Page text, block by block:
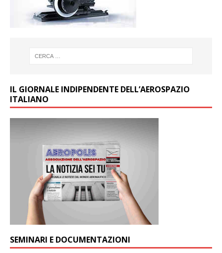
IL GIORNALE INDIPENDENTE DELL’AEROSPAZIO
ITALIANO
SEMINARI E DOCUMENTAZIONI